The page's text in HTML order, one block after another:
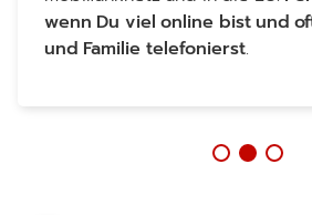
wenn Du viel online bist und
und Familie telefonierst.